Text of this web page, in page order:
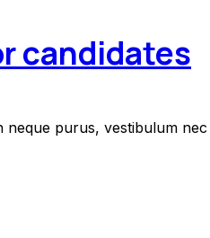
candidates
neque purus, vestibulum